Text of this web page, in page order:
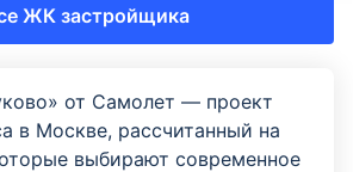
ЖК застройщика
от Самолет — проект
в Москве, рассчитанный на
выбирают современное